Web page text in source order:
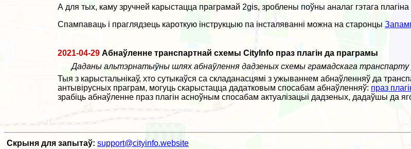
А для тых, каму зручней карыстацца праграмай 2gis, зроблены поўны аналаг гэтага плагіна
Спампаваць і праглядзець кароткую інструкцыю па інсталяванні можна на старонцы
2021-04-29 Абнаўленне транспартнай схемы CityInfo праз плагін да праграмы
Даданы альтэрнатыўны шлях абнаўлення дадзеных схемы грамадскага транспарту
Тыя з карыстальнікаў, хто сутыкаўся са складанасцямі з ужываннем абнаўленняў да
антывірусных праграм, могуць скарыстацца дадатковым спосабам абнаўленняў: праз
зрабіць абнаўленне праз плагін асноўным спосабам актуалізацыі дадзеных, дадаўшы да
Скрыня для запытаў: support@cityinfo.website